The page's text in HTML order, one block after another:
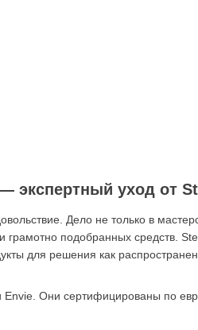
экспертный уход от
Дело не только в
подобранных средств.
для решения как
Envie. Они сертифицированы по